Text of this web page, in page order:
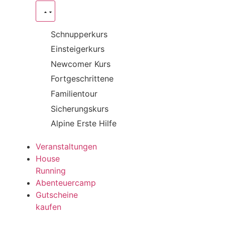
Schnupperkurs
Einsteigerkurs
Newcomer Kurs
Fortgeschrittene
Familientour
Sicherungskurs
Alpine Erste Hilfe
Veranstaltungen
House
Running
Abenteuercamp
Gutscheine
kaufen